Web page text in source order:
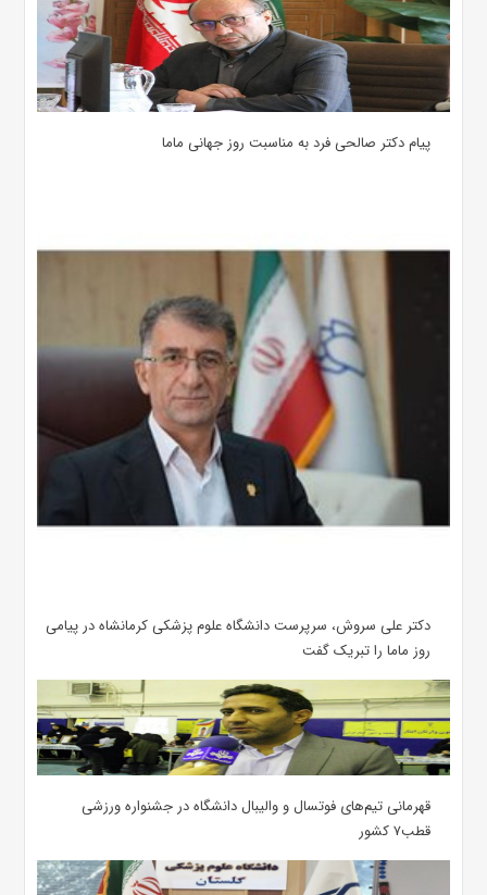
پیام دکتر صالحی فرد به مناسبت روز جهانی ماما
دکتر علی سروش، سرپرست دانشگاه علوم پزشکی کرمانشاه در پیامی
روز ماما را تبریک گفت
قهرمانی تیم‌های فوتسال و والیبال دانشگاه در جشنواره ورزشی
قطب۷ کشور